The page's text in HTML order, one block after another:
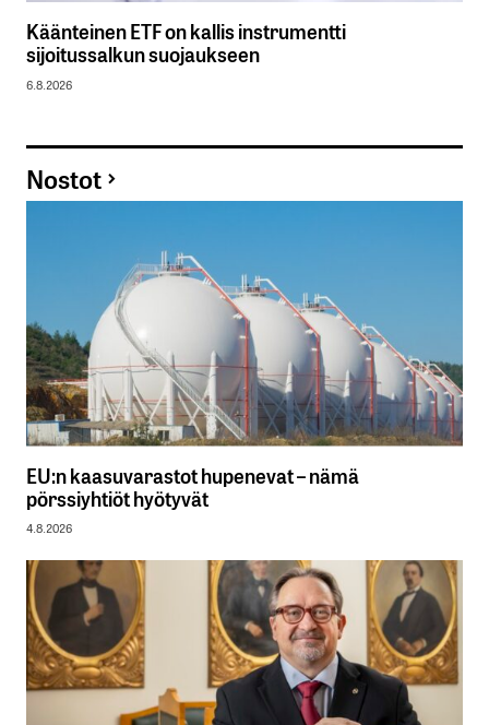
Käänteinen ETF on kallis instrumentti
sijoitussalkun suojaukseen
6.8.2026
Nostot
EU:n kaasuvarastot hupenevat – nämä
pörssiyhtiöt hyötyvät
4.8.2026